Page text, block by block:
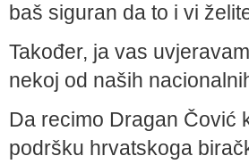
baš siguran da to i vi
Također, ja vas
nekoj od naših
Da recimo Dragan Čović
podršku hrvatskoga